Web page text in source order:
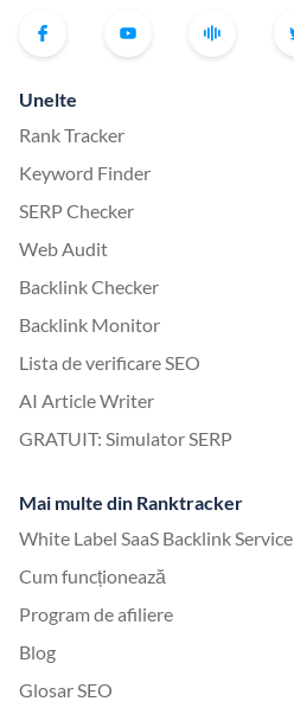
Unelte
Rank Tracker
Keyword Finder
SERP Checker
Web Audit
Backlink Checker
Backlink Monitor
Lista de verificare SEO
AI Article Writer
GRATUIT: Simulator SERP
Mai multe din Ranktracker
White Label SaaS Backlink Service
Cum funcționează
Program de afiliere
Blog
Glosar SEO